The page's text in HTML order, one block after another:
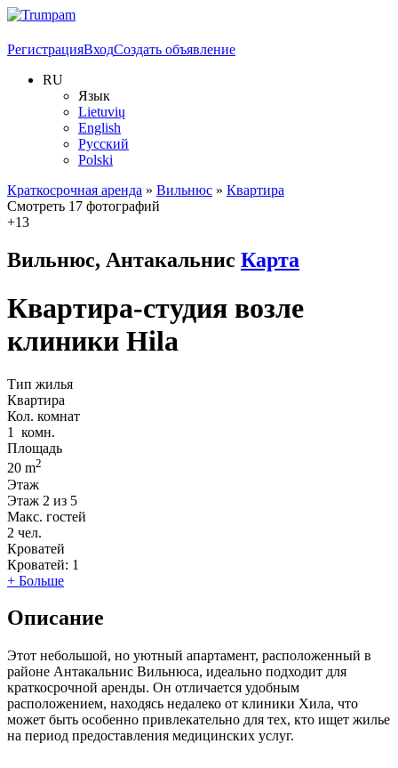
РегистрацияВходСоздать объявление
RU
Язык
Lietuvių
English
Русский
Polski
Краткосрочная аренда » Вильнюс » Квартира
Смотреть 17 фотографий
+13
Вильнюс, Антакальнис Карта
Квартира-студия возле
клиники Hila
Тип жилья
Квартира
Кол. комнат
1
комн.
Площадь
20 m2
Этаж
Этаж 2 из 5
Макс. гостей
2 чел.
Кроватей
Кроватей: 1
+ Больше
Описание
Этот небольшой, но уютный апартамент, расположенный в
районе Антакальнис Вильнюса, идеально подходит для
краткосрочной аренды. Он отличается удобным
расположением, находясь недалеко от клиники Хила, что
может быть особенно привлекательно для тех, кто ищет жилье
на период предоставления медицинских услуг.